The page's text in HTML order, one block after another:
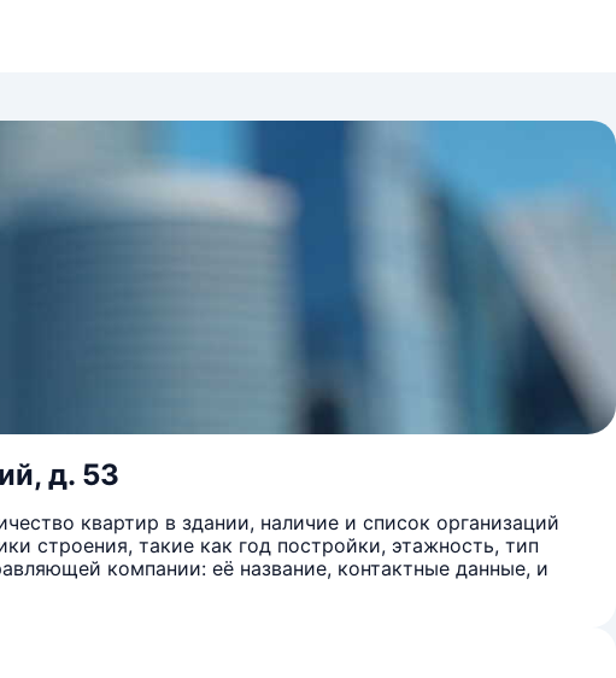
д. 53
квартир в здании, наличие и список организаций
строения, такие как год постройки, этажность, тип
компании: её название, контактные данные, и